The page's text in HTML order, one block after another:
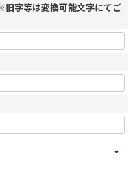
字等は変換可能文字にてご